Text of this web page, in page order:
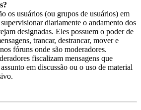
os usuários (ou grupos de usuários) em
diariamente o andamento dos
designadas. Eles possuem o poder de
trancar, destrancar, mover e
fóruns onde são moderadores.
fiscalizam mensagens que
em discussão ou o uso de material